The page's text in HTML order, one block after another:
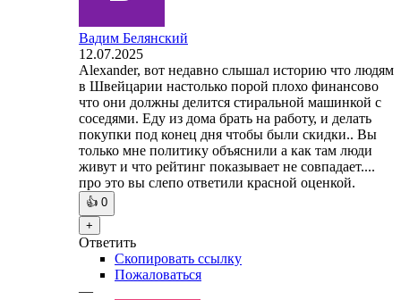
Вадим Белянский
12.07.2025
Alexander, вот недавно слышал историю что людям
в Швейцарии настолько порой плохо финансово
что они должны делится стиральной машинкой с
соседями. Еду из дома брать на работу, и делать
покупки под конец дня чтобы были скидки.. Вы
только мне политику объяснили а как там люди
живут и что рейтинг показывает не совпадает....
про это вы слепо ответили красной оценкой.
👍 0
+
Ответить
Скопировать ссылку
Пожаловаться
—